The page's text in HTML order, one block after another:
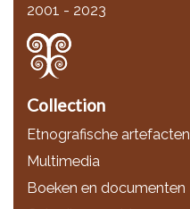
2001 - 2023
Collection
Etnografische artefacten
Multimedia
Boeken en documenten